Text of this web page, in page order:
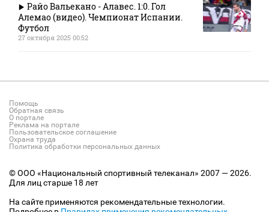
Райо Вальекано - Алавес. 1:0. Гол
Алемао (видео). Чемпионат Испании.
Футбол
27 октября 2025 00:52
Помощь
Обратная связь
О портале
Реклама на портале
Пользовательское соглашение
Охрана труда
Политика обработки персональных данных
© ООО «Национальный спортивный телеканал» 2007 — 2026.
Для лиц старше 18 лет
На сайте применяются рекомендательные технологии.